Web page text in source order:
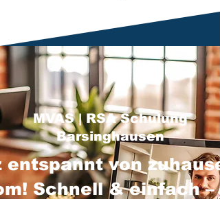
MVAS | RSA Schulung
Barsinghausen
entspannt von
Schnell & einfach –